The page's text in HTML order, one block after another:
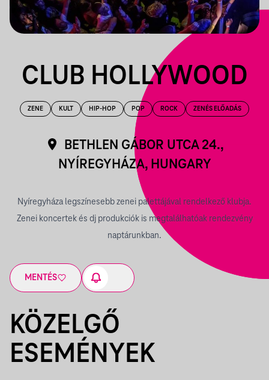
CLUB HOLLYWOOD
ZENE KULT HIP-HOP POP ROCK ZENÉS ELŐADÁS
BETHLEN GÁBOR UTCA 24.,
NYÍREGYHÁZA, HUNGARY
Nyíregyháza legszínesebb zenei palettájával rendelkező klubja.
Zenei koncertek és dj produkciók is megtalálhatóak rendezvény
naptárunkban.
MENTÉS
KÖZELGŐ
ESEMÉNYEK